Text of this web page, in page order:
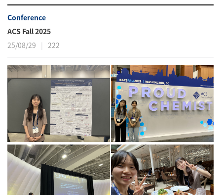
Conference
ACS Fall 2025
25/08/29
222